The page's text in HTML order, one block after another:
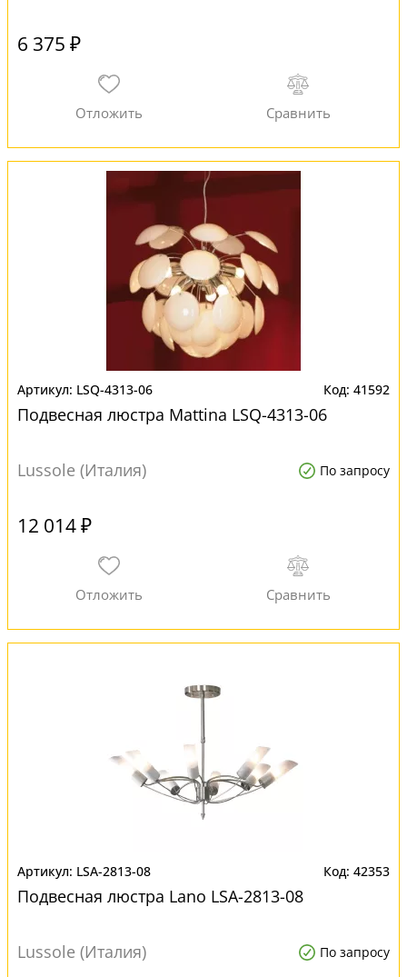
6 375 ₽
LSQ-4313-06 41592
Подвесная люстра Mattina LSQ-4313-06
Lussole (Италия) По запросу
12 014 ₽
LSA-2813-08 42353
Подвесная люстра Lano LSA-2813-08
Lussole (Италия) По запросу